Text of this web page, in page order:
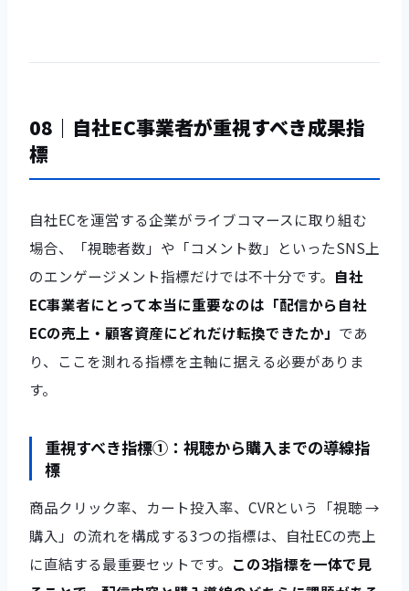
08｜自社EC事業者が重視すべき成果指
標
自社ECを運営する企業がライブコマースに取り組む
場合、「視聴者数」や「コメント数」といったSNS上
のエンゲージメント指標だけでは不十分です。 自社
EC事業者にとって本当に重要なのは「配信から自社
ECの売上・顧客資産にどれだけ転換できたか」 であ
り、ここを測れる指標を主軸に据える必要がありま
す。
重視すべき指標①：視聴から購入までの導線指
標
商品クリック率、カート投入率、CVRという「視聴 →
購入」の流れを構成する3つの指標は、自社ECの売上
に直結する最重要セットです。 この3指標を一体で見